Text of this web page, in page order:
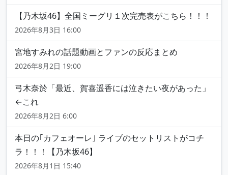
【乃木坂46】全国ミーグリ１次完売表がこちら！！！
2026年8月3日 16:00
宮地すみれの話題動画とファンの反応まとめ
2026年8月2日 19:00
弓木奈於「最近、賀喜遥香には泣きたい夜があった」
←これ
2026年8月2日 6:00
本日の｢カフェオーレ｣ ライブのセットリストがコチ
ラ！！！【乃木坂46】
2026年8月1日 15:40